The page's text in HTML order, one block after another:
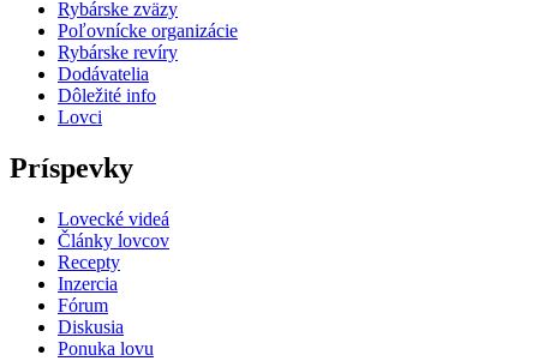
Rybárske zväzy
Poľovnícke organizácie
Rybárske revíry
Dodávatelia
Dôležité info
Lovci
Príspevky
Lovecké videá
Články lovcov
Recepty
Inzercia
Fórum
Diskusia
Ponuka lovu